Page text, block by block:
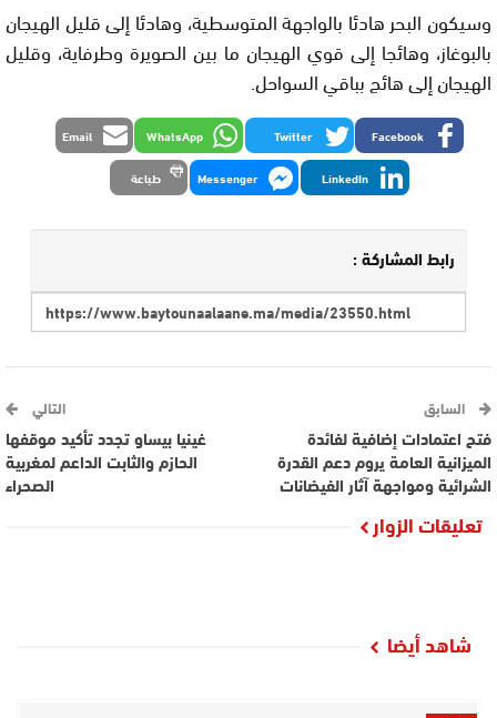
وسيكون البحر هادئا بالواجهة المتوسطية، وهادئا إلى قليل الهيجان
بالبوغاز، وهائجا إلى قوي الهيجان ما بين الصويرة وطرفاية، وقليل
الهيجان إلى هائج بباقي السواحل.
Facebook
Twitter
WhatsApp
Email
LinkedIn
Messenger طباعة
رابط المشاركة :
السابق
فتح اعتمادات إضافية لفائدة
الميزانية العامة يروم دعم القدرة
الشرائية ومواجهة آثار الفيضانات
التالي
غينيا بيساو تجدد تأكيد موقفها
الحازم والثابت الداعم لمغربية
الصحراء
تعليقات الزوار
شاهد أيضا